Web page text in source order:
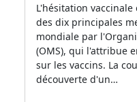
L'hésitation
des dix principales
mondiale par
(OMS), qui l'attribue
sur les vaccins. La
découverte d'un…